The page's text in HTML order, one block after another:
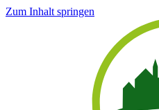
Zum Inhalt springen